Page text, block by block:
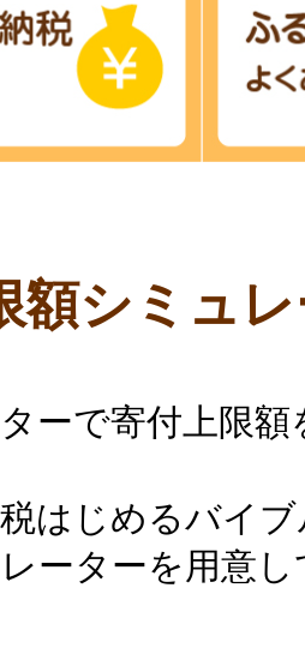
額シミュ
ーで寄付上限
はじめるバイ
ーターを用意